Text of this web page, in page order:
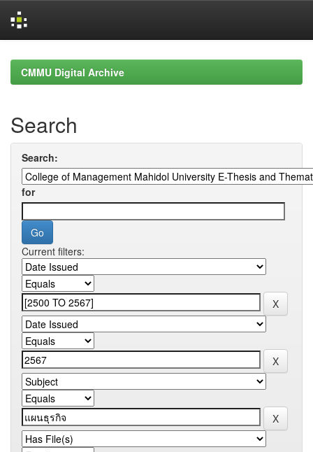
navigationCMMU Digital Archive
Search
Search:
for
Current filters: